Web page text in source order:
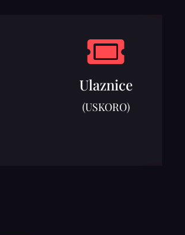
Ulaznice
(USKORO)